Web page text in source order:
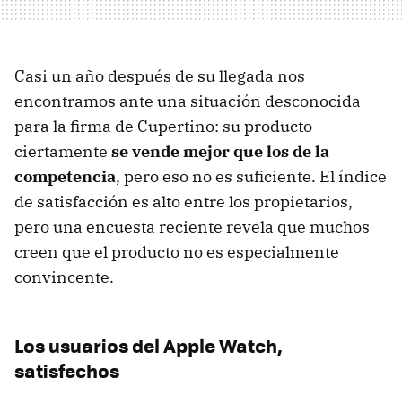
Casi un año después de su llegada nos
encontramos ante una situación desconocida
para la firma de Cupertino: su producto
ciertamente se vende mejor que los de la
competencia, pero eso no es suficiente. El índice
de satisfacción es alto entre los propietarios,
pero una encuesta reciente revela que muchos
creen que el producto no es especialmente
convincente.
Los usuarios del Apple Watch,
satisfechos